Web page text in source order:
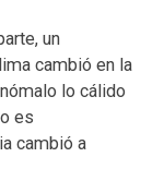
un
cambió en la
lo cálido
es
cambió a